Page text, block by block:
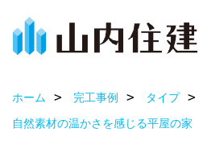
ホーム 完工事例 タイプ
自然素材の温かさを感じる平屋の家